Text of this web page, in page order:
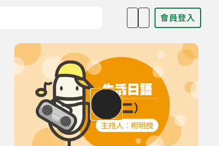
會員登入